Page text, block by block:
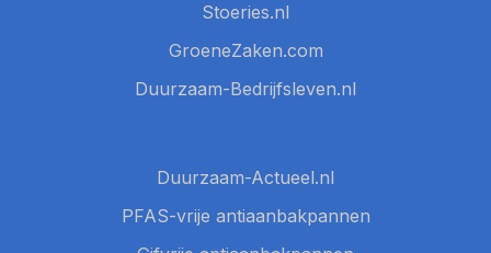
Stoeries.nl
GroeneZaken.com
Duurzaam-Bedrijfsleven.nl
Duurzaam-Actueel.nl
PFAS-vrije antiaanbakpannen